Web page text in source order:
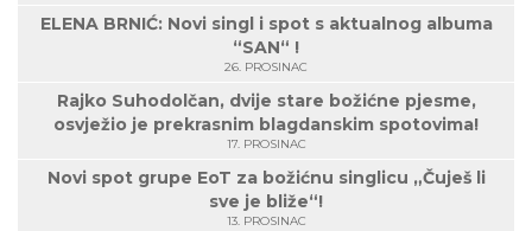
ELENA BRNIĆ: Novi singl i spot s aktualnog albuma
“SAN“ !
26. PROSINAC
Rajko Suhodolčan, dvije stare božićne pjesme,
osvježio je prekrasnim blagdanskim spotovima!
17. PROSINAC
Novi spot grupe EoT za božićnu singlicu „Čuješ li
sve je bliže“!
13. PROSINAC